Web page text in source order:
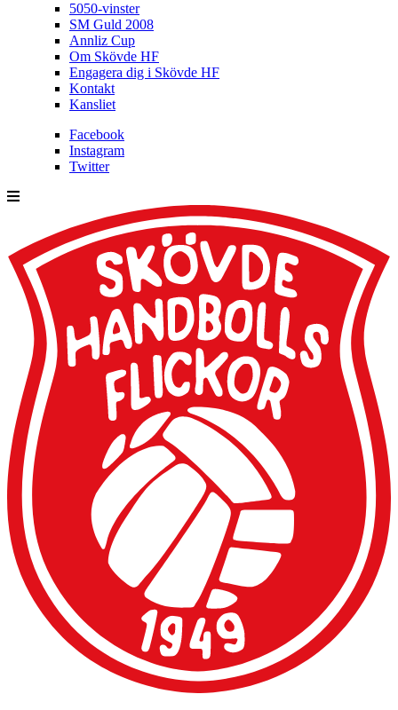
5050-vinster
SM Guld 2008
Annliz Cup
Om Skövde HF
Engagera dig i Skövde HF
Kontakt
Kansliet
Facebook
Instagram
Twitter